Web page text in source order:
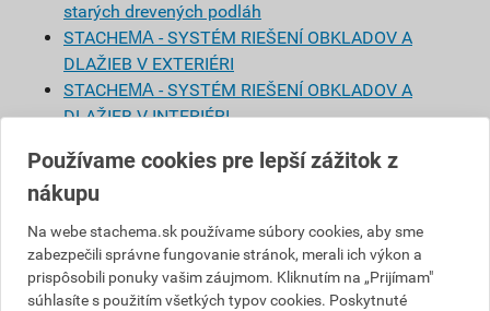
starých drevených podláh
STACHEМА - SYSTÉM RIEŠENÍ OBKLADOV A
DLAŽIEB V EXTERIÉRI
STACHEМА - SYSTÉM RIEŠENÍ OBKLADOV A
DLAŽIEB V INTERIÉRI
(OPRAVNÝCH) MÁLT PRE KUTILOV
STACHEМА - SYSTÉM RIEŠENÍ VODOROVNÉHO
DOPRAVNÉHO ZNAČENIA
STACHEМА - Systémy pre nové a renovačné
ošetrenie podláh
STACHEМА - Riešenie liatej podlahy nivelačnou
Používame cookies pre lepší zážitok z
nákupu
Na webe stachema.sk používame súbory cookies, aby sme
zabezpečili správne fungovanie stránok, merali ich výkon a
prispôsobili ponuky vašim záujmom. Kliknutím na „Prijímam"
súhlasíte s použitím všetkých typov cookies. Poskytnuté